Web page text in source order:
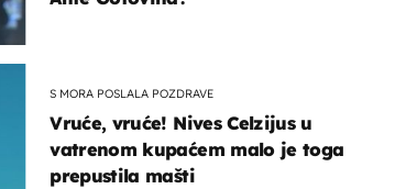
S MORA POSLALA POZDRAVE
Vruće, vruće! Nives Celzijus u
vatrenom kupaćem malo je toga
prepustila mašti